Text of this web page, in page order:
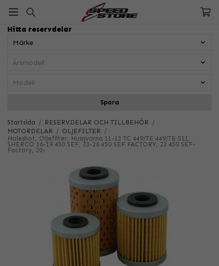
Hitta reservdelar
Spara
Startsida / RESERVDELAR OCH TILLBEHÖR /
MOTORDELAR / OLJEFILTER /
Holeshot, Oljefilter, Husqvarna 11-13 TC 449/TE 449/TE 511,
SHERCO 16-19 450 SEF, 23-26 450 SEF FACTORY, 22 450 SEF-
Factory, 20-